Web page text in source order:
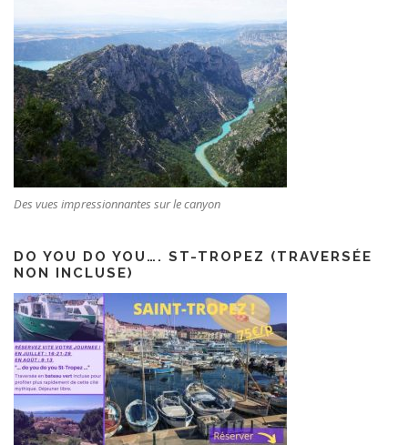
Des vues impressionnantes sur le canyon
DO YOU DO YOU…. ST-TROPEZ (TRAVERSÉE
NON INCLUSE)